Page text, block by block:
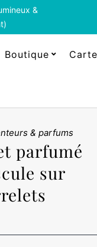
&
Boutique
& parfums
parfumé
sur